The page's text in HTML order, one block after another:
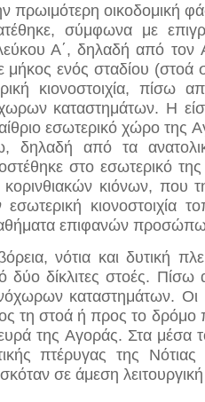
πρωιμότερη οικοδομική
σύμφωνα με
Α΄, δηλαδή από τον
μήκος ενός σταδίου (στοά
κιονοστοιχία, πίσω
καταστημάτων. Η
εσωτερικό χώρο της
δηλαδή από τα
στο εσωτερικό της
κορινθιακών κιόνων, που
εσωτερική κιονοστοιχία
επιφανών
νότια και δυτική
δύο δίκλιτες στοές. Πίσω
καταστημάτων. Οι
τη στοά ή προς το δρόμο
της Aγοράς. Στα μέσα
πτέρυγας της
σε άμεση